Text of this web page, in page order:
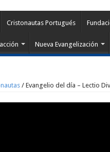
Cristonautas Portugués
Nueva Evangelización
/ Evangelio del día – Lectio